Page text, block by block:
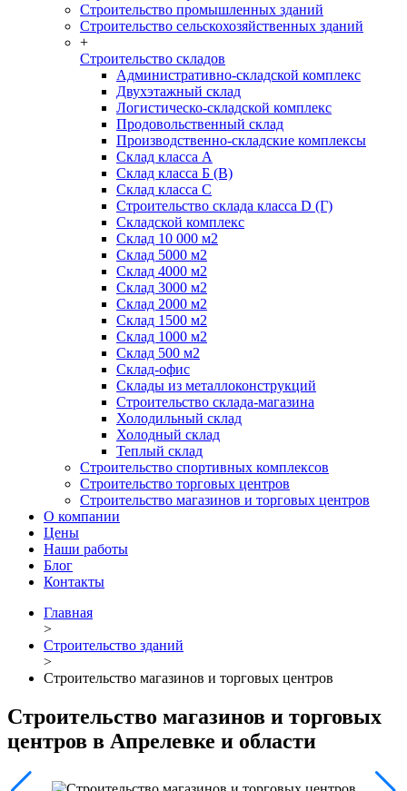
Строительство промышленных зданий
Строительство сельскохозяйственных зданий
+
Строительство складов
Административно-складской комплекс
Двухэтажный склад
Логистическо-складской комплекс
Продовольственный склад
Производственно-складские комплексы
Склад класса А
Склад класса Б (B)
Склад класса С
Строительство склада класса D (Г)
Складской комплекс
Склад 10 000 м2
Склад 5000 м2
Склад 4000 м2
Склад 3000 м2
Склад 2000 м2
Склад 1500 м2
Склад 1000 м2
Склад 500 м2
Склад-офис
Склады из металлоконструкций
Строительство склада-магазина
Холодильный склад
Холодный склад
Теплый склад
Строительство спортивных комплексов
Строительство торговых центров
Строительство магазинов и торговых центров
О компании
Цены
Наши работы
Блог
Контакты
Главная
>
Строительство зданий
>
Строительство магазинов и торговых центров
Строительство магазинов и торговых
центров в Апрелевке и области